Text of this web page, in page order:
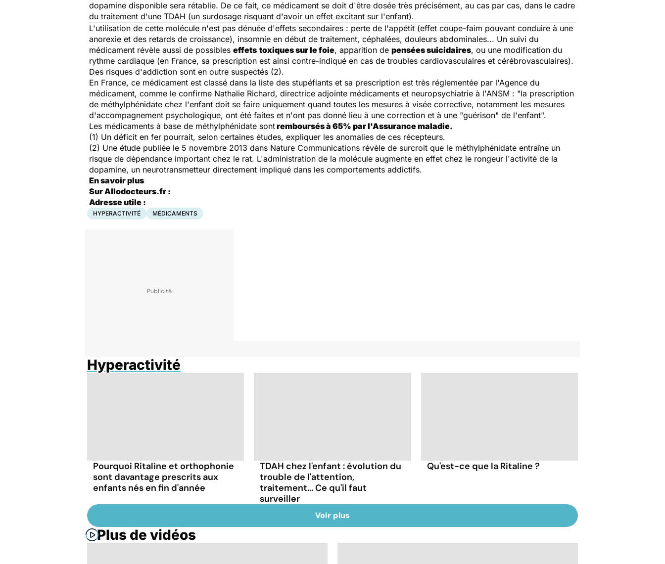
dopamine disponible sera rétablie. De ce fait, ce médicament se doit d'être dosée très précisément, au cas par cas, dans le cadre
du traitement d'une TDAH (un surdosage risquant d'avoir un effet excitant sur l'enfant).
L'utilisation de cette molécule n'est pas dénuée d'effets secondaires : perte de l'appétit (effet coupe-faim pouvant conduire à une
anorexie et des retards de croissance), insomnie en début de traitement, céphalées, douleurs abdominales... Un suivi du
médicament révèle aussi de possibles effets toxiques sur le foie, apparition de pensées suicidaires, ou une modification du
rythme cardiaque (en France, sa prescription est ainsi contre-indiqué en cas de troubles cardiovasculaires et cérébrovasculaires).
Des risques d'addiction sont en outre suspectés (2).
En France, ce médicament est classé dans la liste des stupéfiants et sa prescription est très réglementée par l'Agence du
médicament, comme le confirme Nathalie Richard, directrice adjointe médicaments et neuropsychiatrie à l'ANSM : "la prescription
de méthylphénidate chez l'enfant doit se faire uniquement quand toutes les mesures à visée corrective, notamment les mesures
d'accompagnement psychologique, ont été faites et n'ont pas donné lieu à une correction et à une "guérison" de l'enfant".
Les médicaments à base de méthylphénidate sontremboursés à 65% par l'Assurance maladie.
(1) Un déficit en fer pourrait, selon certaines études, expliquer les anomalies de ces récepteurs.
(2) Une étude publiée le 5 novembre 2013 dans Nature Communications révèle de surcroit que le méthylphénidate entraîne un
risque de dépendance important chez le rat. L'administration de la molécule augmente en effet chez le rongeur l'activité de la
dopamine, un neurotransmetteur directement impliqué dans les comportements addictifs.
En savoir plus
Sur Allodocteurs.fr :
Adresse utile :
HYPERACTIVITÉ MÉDICAMENTS
Hyperactivité
Pourquoi Ritaline et orthophonie
sont davantage prescrits aux
enfants nés en fin d'année
TDAH chez l'enfant : évolution du
trouble de l'attention,
traitement... Ce qu'il faut
surveiller
Qu'est-ce que la Ritaline ?
Voir plus
Plus de vidéos